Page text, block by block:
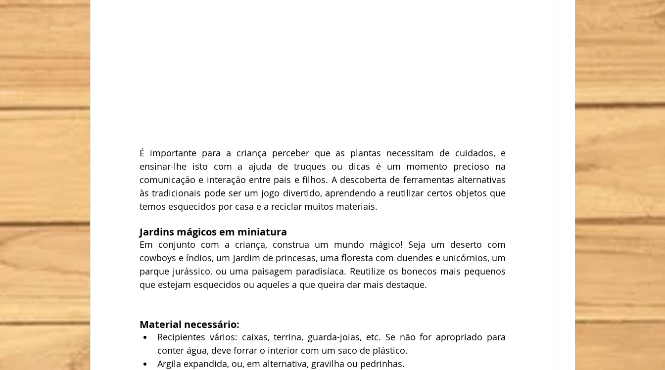
É importante para a criança perceber que as plantas necessitam de cuidados, e
ensinar-lhe isto com a ajuda de truques ou dicas é um momento precioso na
comunicação e interação entre pais e filhos. A descoberta de ferramentas alternativas
às tradicionais pode ser um jogo divertido, aprendendo a reutilizar certos objetos que
temos esquecidos por casa e a reciclar muitos materiais.
Jardins mágicos em miniatura
Em conjunto com a criança, construa um mundo mágico! Seja um deserto com
cowboys e índios, um jardim de princesas, uma floresta com duendes e unicórnios, um
parque jurássico, ou uma paisagem paradisíaca. Reutilize os bonecos mais pequenos
que estejam esquecidos ou aqueles a que queira dar mais destaque.
Material necessário:
Recipientes vários: caixas, terrina, guarda-joias, etc. Se não for apropriado para
conter água, deve forrar o interior com um saco de plástico.
Argila expandida, ou, em alternativa, gravilha ou pedrinhas.